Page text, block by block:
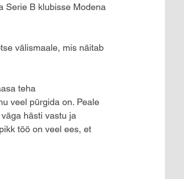
Serie B klubisse Modena
välismaale, mis näitab
teha
veel pürgida on. Peale
hästi vastu ja
töö on veel ees, et